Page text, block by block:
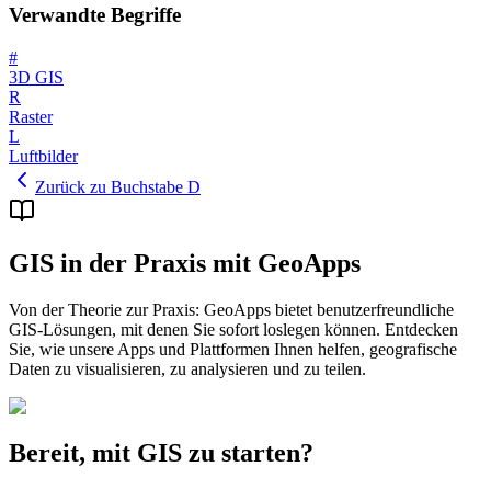
Verwandte Begriffe
#
3D GIS
R
Raster
L
Luftbilder
Zurück zu Buchstabe D
GIS in der Praxis mit GeoApps
Von der Theorie zur Praxis: GeoApps bietet benutzerfreundliche
GIS-Lösungen, mit denen Sie sofort loslegen können. Entdecken
Sie, wie unsere Apps und Plattformen Ihnen helfen, geografische
Daten zu visualisieren, zu analysieren und zu teilen.
Bereit, mit GIS zu starten?